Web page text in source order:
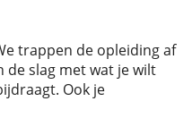
trappen de opleiding af
de slag met wat je wilt
Ook je